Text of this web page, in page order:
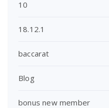
10
18.12.1
baccarat
Blog
bonus new member